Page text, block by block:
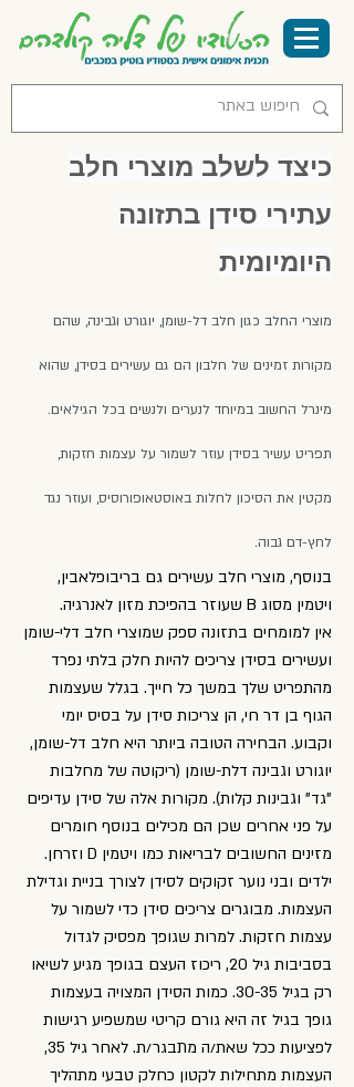
כיצד לשלב מוצרי חלב
עתירי סידן בתזונה
היומיומית
מוצרי החלב כגון חלב דל-שומן, יוגורט וגבינה, שהם
מקורות זמינים של חלבון הם גם עשירים בסידן, שהוא
מינרל החשוב במיוחד לנערים ולנשים בכל הגילאים.
תפריט עשיר בסידן עוזר לשמור על עצמות חזקות,
מקטין את הסיכון לחלות באוסטאופורוסיס, ועוזר נגד
לחץ-דם גבוה.
בנוסף, מוצרי חלב עשירים גם בריבופלאבין,
ויטמין מסוג B שעוזר בהפיכת מזון לאנרגיה.
אין למומחים בתזונה ספק שמוצרי חלב דלי-שומן
ועשירים בסידן צריכים להיות חלק בלתי נפרד
מהתפריט שלך במשך כל חייך. בגלל שעצמות
הגוף בן דר חי, הן צריכות סידן על בסיס יומי
וקבוע. הבחירה הטובה ביותר היא חלב דל-שומן,
יוגורט וגבינה דלת-שומן (ריקוטה של מחלבות
"גד" וגבינות קלות). מקורות אלה של סידן עדיפים
על פני אחרים שכן הם מכילים בנוסף חומרים
מזינים החשובים לבריאות כמו ויטמין D וזרחן.
ילדים ובני נוער זקוקים לסידן לצורך בניית וגדילת
העצמות. מבוגרים צריכים סידן כדי לשמור על
עצמות חזקות. למרות שגופך מפסיק לגדול
בסביבות גיל 20, ריכוז העצם בגופך מגיע לשיאו
רק בגיל 30-35. כמות הסידן המצויה בעצמות
גופך בגיל זה היא גורם קריטי שמשפיע רגישות
לפציעות ככל שאת/ה מתבגר/ת. לאחר גיל 35,
העצמות מתחילות לקטון כחלק טבעי מתהליך